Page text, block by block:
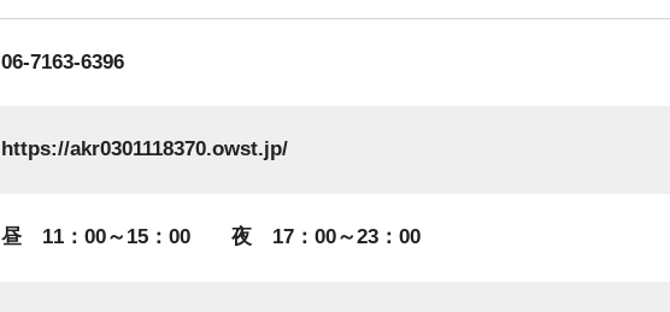
06-7163-6396
https://akr0301118370.owst.jp/
昼 11：00～15：00 夜 17：00～23：00